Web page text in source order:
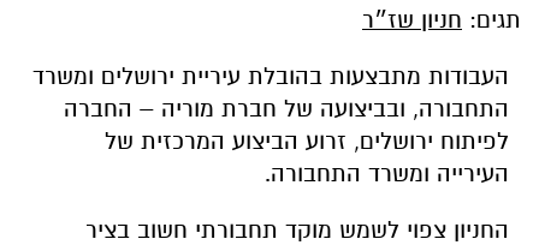
תגים: חניון שז״ר
העבודות מתבצעות בהובלת עיריית ירושלים ומשרד
התחבורה, ובביצועה של חברת מוריה – החברה
לפיתוח ירושלים, זרוע הביצוע המרכזית של
העירייה ומשרד התחבורה.
החניון צפוי לשמש מוקד תחבורתי חשוב בציר